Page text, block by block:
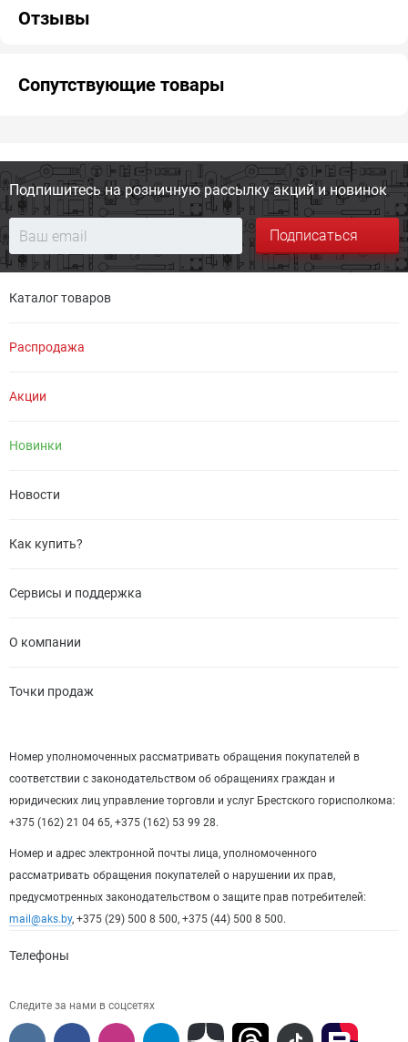
Отзывы
Сопутствующие товары
Подпишитесь на розничную рассылку акций и новинок
Подписаться
Каталог товаров
Распродажа
Акции
Новинки
Новости
Как купить?
Сервисы и поддержка
О компании
Точки продаж
Номер уполномоченных рассматривать обращения покупателей в
соответствии с законодательством об обращениях граждан и
юридических лиц управление торговли и услуг Брестского горисполкома:
+375 (162) 21 04 65, +375 (162) 53 99 28.
Номер и адрес электронной почты лица, уполномоченного
рассматривать обращения покупателей о нарушении их прав,
предусмотренных законодательством о защите прав потребителей:
mail@aks.by, +375 (29) 500 8 500, +375 (44) 500 8 500.
Телефоны
Следите за нами в соцсетях